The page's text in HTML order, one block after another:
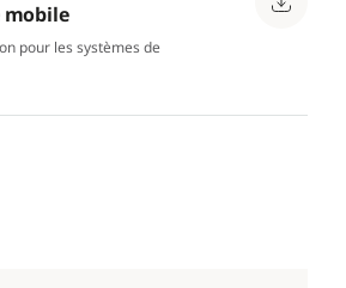
pour les systèmes de